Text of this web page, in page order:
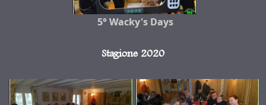
5° Wacky's Days
Stagione 2020